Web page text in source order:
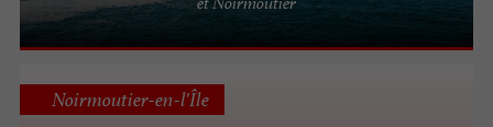
Noirmoutier-en-l'Île